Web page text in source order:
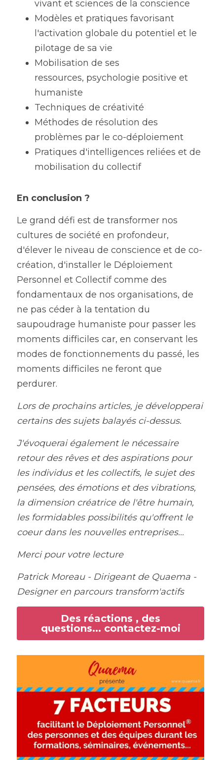
vivant et sciences de la conscience
Modèles et pratiques favorisant
l'activation globale du potentiel et le
pilotage de sa vie
Mobilisation de ses
ressources, psychologie positive et
humaniste
Techniques de créativité
Méthodes de résolution des
problèmes par le co-déploiement
Pratiques d'intelligences reliées et de
mobilisation du collectif
En conclusion ?
Le grand défi est de transformer nos
cultures de société en profondeur,
d'élever le niveau de conscience et de co-
création, d'installer le Déploiement
Personnel et Collectif comme des
fondamentaux de nos organisations, de
ne pas céder à la tentation du
saupoudrage humaniste pour passer les
moments difficiles car, en conservant les
modes de fonctionnements du passé, les
moments difficiles ne feront que
perdurer.
Lors de prochains articles, je développerai
certains des sujets balayés ci-dessus.
J'évoquerai également le nécessaire
retour des rêves et des aspirations pour
les individus et les collectifs, le sujet des
pensées, des émotions et des vibrations,
la dimension créatrice de l'être humain,
les formidables possibilités qu'offrent le
coeur dans les nouvelles entreprises...
Merci pour votre lecture
Patrick Moreau - Dirigeant de Quaema -
Designer en parcours transform'actifs
Des réactions , des
questions... contactez-moi